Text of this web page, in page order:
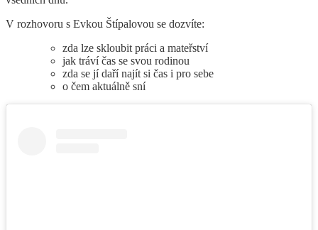
V rozhovoru s Evkou Štípalovou se dozvíte:
zda lze skloubit práci a mateřství
jak tráví čas se svou rodinou
zda se jí daří najít si čas i pro sebe
o čem aktuálně sní